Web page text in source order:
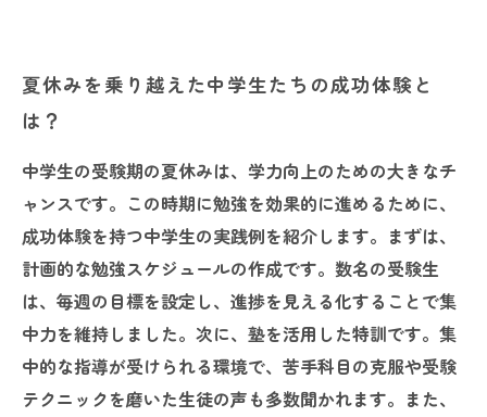
夏休みを乗り越えた中学生たちの成功体験と
は？
中学生の受験期の夏休みは、学力向上のための大きなチ
ャンスです。この時期に勉強を効果的に進めるために、
成功体験を持つ中学生の実践例を紹介します。まずは、
計画的な勉強スケジュールの作成です。数名の受験生
は、毎週の目標を設定し、進捗を見える化することで集
中力を維持しました。次に、塾を活用した特訓です。集
中的な指導が受けられる環境で、苦手科目の克服や受験
テクニックを磨いた生徒の声も多数聞かれます。また、